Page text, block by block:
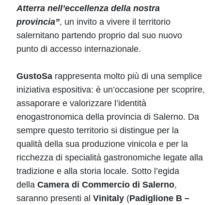
Atterra nell’eccellenza della nostra
provincia”, un invito a vivere il territorio
salernitano partendo proprio dal suo nuovo
punto di accesso internazionale.
GustoSa rappresenta molto più di una semplice
iniziativa espositiva: è un’occasione per scoprire,
assaporare e valorizzare l’identità
enogastronomica della provincia di Salerno. Da
sempre questo territorio si distingue per la
qualità della sua produzione vinicola e per la
ricchezza di specialità gastronomiche legate alla
tradizione e alla storia locale. Sotto l’egida
della Camera di Commercio di Salerno,
saranno presenti al Vinitaly (Padiglione B –